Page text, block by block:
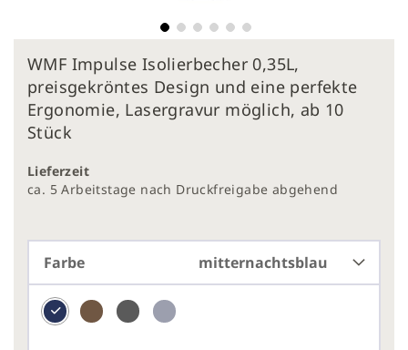
Anfang
der
Bildergalerie
springen
WMF Impulse Isolierbecher 0,35L,
preisgekröntes Design und eine perfekte
Ergonomie, Lasergravur möglich, ab 10
Stück
Lieferzeit
ca. 5 Arbeitstage nach Druckfreigabe abgehend
Farbe mitternachtsblau